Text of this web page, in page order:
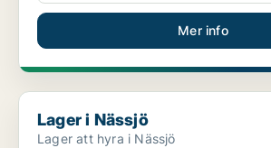
Mer info
Lager i Nässjö
Lager i Nässjö
Lager att hyra i Nässjö